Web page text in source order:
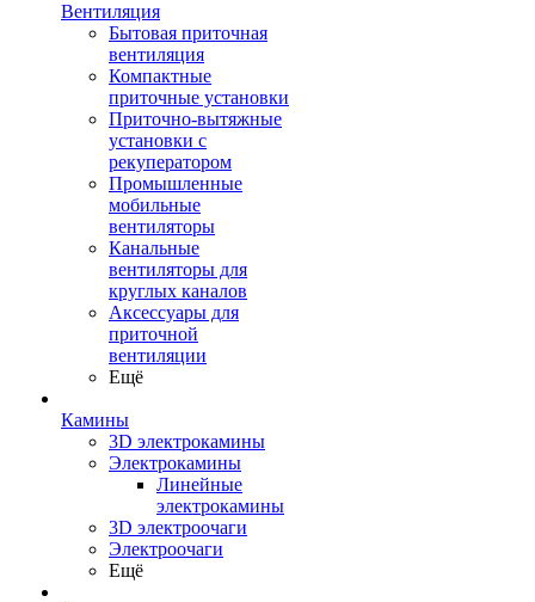
Вентиляция
Бытовая приточная
вентиляция
Компактные
приточные установки
Приточно-вытяжные
установки с
рекуператором
Промышленные
мобильные
вентиляторы
Канальные
вентиляторы для
круглых каналов
Аксессуары для
приточной
вентиляции
Ещё
Камины
3D электрокамины
Электрокамины
Линейные
электрокамины
3D электроочаги
Электроочаги
Ещё